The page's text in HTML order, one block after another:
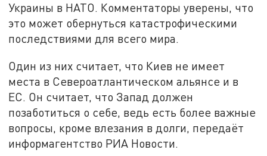
Украины в НАТО. Комментаторы уверены, что
это может обернуться катастрофическими
последствиями для всего мира.
Один из них считает, что Киев не имеет
места в Североатлантическом альянсе и в
ЕС. Он считает, что Запад должен
позаботиться о себе, ведь есть более важные
вопросы, кроме влезания в долги, передаёт
информагентство РИА Новости.